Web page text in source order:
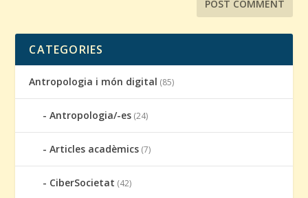
CATEGORIES
Antropologia i món digital (85)
Antropologia/-es (24)
Articles acadèmics (7)
CiberSocietat (42)